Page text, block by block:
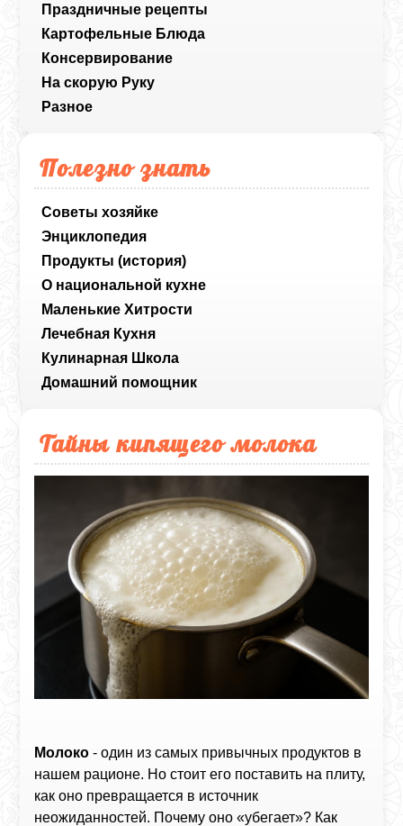
Праздничные рецепты
Картофельные Блюда
Консервирование
На скорую Руку
Разное
Полезно знать
Советы хозяйке
Энциклопедия
Продукты (история)
О национальной кухне
Маленькие Хитрости
Лечебная Кухня
Кулинарная Школа
Домашний помощник
Тайны кипящего молока
Молоко - один из самых привычных продуктов в
нашем рационе. Но стоит его поставить на плиту,
как оно превращается в источник
неожиданностей. Почему оно «убегает»? Как